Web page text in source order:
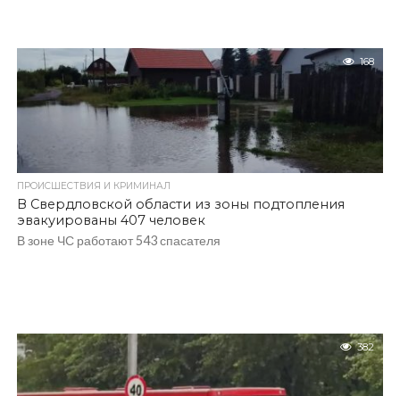
168
ПРОИСШЕСТВИЯ И КРИМИНАЛ
В Свердловской области из зоны подтопления
эвакуированы 407 человек
В зоне ЧС работают 543 спасателя
382